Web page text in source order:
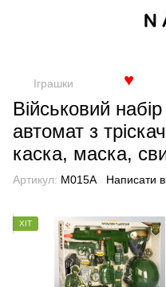
Іграшки
Військовий
автомат з
каска, маска,
Артикул: M015A Написати
ХІТ